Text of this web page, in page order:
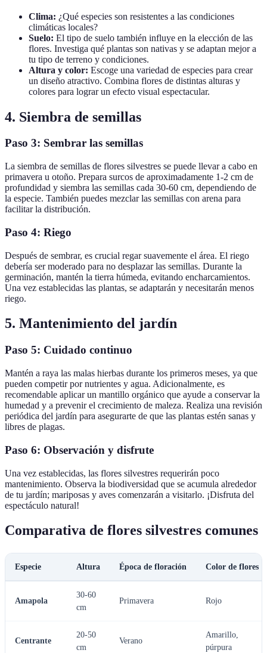
Clima: ¿Qué especies son resistentes a las condiciones
climáticas locales?
Suelo: El tipo de suelo también influye en la elección de las
flores. Investiga qué plantas son nativas y se adaptan mejor a
tu tipo de terreno y condiciones.
Altura y color: Escoge una variedad de especies para crear
un diseño atractivo. Combina flores de distintas alturas y
colores para lograr un efecto visual espectacular.
4. Siembra de semillas
Paso 3: Sembrar las semillas
La siembra de semillas de flores silvestres se puede llevar a cabo en
primavera u otoño. Prepara surcos de aproximadamente 1-2 cm de
profundidad y siembra las semillas cada 30-60 cm, dependiendo de
la especie. También puedes mezclar las semillas con arena para
facilitar la distribución.
Paso 4: Riego
Después de sembrar, es crucial regar suavemente el área. El riego
debería ser moderado para no desplazar las semillas. Durante la
germinación, mantén la tierra húmeda, evitando encharcamientos.
Una vez establecidas las plantas, se adaptarán y necesitarán menos
riego.
5. Mantenimiento del jardín
Paso 5: Cuidado continuo
Mantén a raya las malas hierbas durante los primeros meses, ya que
pueden competir por nutrientes y agua. Adicionalmente, es
recomendable aplicar un mantillo orgánico que ayude a conservar la
humedad y a prevenir el crecimiento de maleza. Realiza una revisión
periódica del jardín para asegurarte de que las plantas estén sanas y
libres de plagas.
Paso 6: Observación y disfrute
Una vez establecidas, las flores silvestres requerirán poco
mantenimiento. Observa la biodiversidad que se acumula alrededor
de tu jardín; mariposas y aves comenzarán a visitarlo. ¡Disfruta del
espectáculo natural!
Comparativa de flores silvestres comunes
Especie Altura Época de floración Color de flores
Amapola
30-60
cm
Primavera Rojo
Centrante
20-50
cm
Verano
Amarillo,
púrpura